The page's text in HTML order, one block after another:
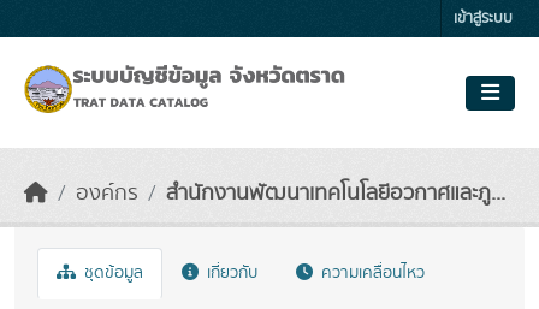
เข้าสู่ระบบ
องค์กร สำนักงานพัฒนาเทคโนโลยีอวกาศและภู...
ชุดข้อมูล เกี่ยวกับ ความเคลื่อนไหว